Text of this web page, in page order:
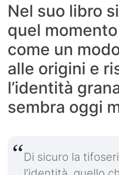
Nel suo libro
quel
come un
alle origini e
l’identità
sembra oggi
Di sicuro la